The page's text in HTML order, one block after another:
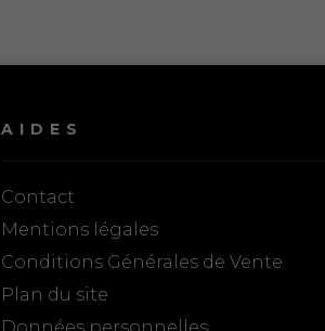
AIDES
Contact
Mentions légales
Conditions Générales de Vente
Plan du site